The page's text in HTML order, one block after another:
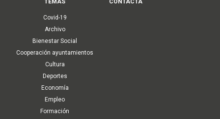
Covid-19
Archivo
Bienestar Social
Cooperación ayuntamientos
Cultura
Deportes
Economía
Empleo
Formación